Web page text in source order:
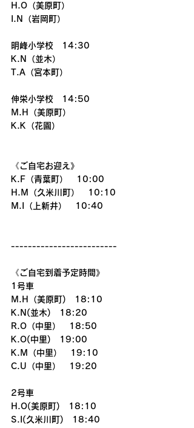
H.O（美原町）
I.N（岩岡町）
明峰小学校　14:30
K.N（並木）
T.A（宮本町）
伸栄小学校　14:50
M.H（美原町）
K.K（花園）
《ご自宅お迎え》
K.F（青葉町）　10:00
H.M（久米川町）　10:10
M.I（上新井）　10:40
-------------------------
《ご自宅到着予定時間》
1号車
M.H（美原町)　18:10
K.N(並木)　18:20
R.O（中里）　18:50
K.O(中里)　19:00
K.M（中里）　19:10
C.U（中里）　19:20
2号車
H.O(美原町)　18:10
S.I(久米川町)　18:40